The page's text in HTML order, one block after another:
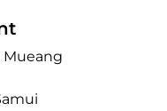
Mueang